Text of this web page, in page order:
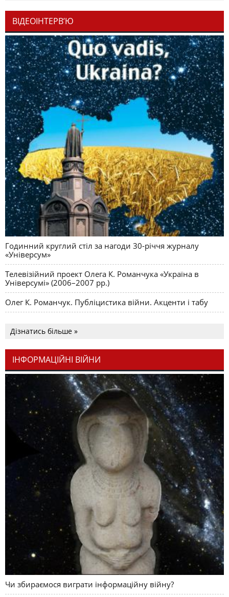
ВІДЕОІНТЕРВ’Ю
Годинний круглий стіл за нагоди 30-річчя журналу
«Універсум»
Телевізійний проект Олега К. Романчука «Україна в
Універсумі» (2006–2007 рр.)
Олег К. Романчук. Публіцистика війни. Акценти і табу
Дізнатись більше »
ІНФОРМАЦІЙНІ ВІЙНИ
Чи збираємося виграти інформаційну війну?